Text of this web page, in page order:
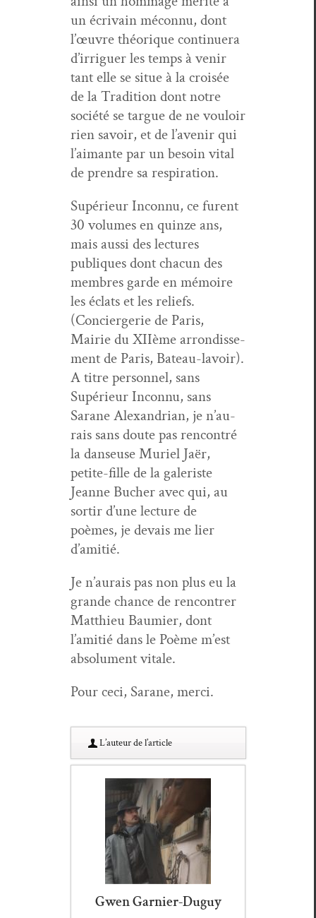
un écrivain mécon­nu, dont
l’œu­vre théorique con­tin­uera
d’ir­riguer les temps à venir
tant elle se situe à la croisée
de la Tra­di­tion dont notre
société se tar­gue de ne vouloir
rien savoir, et de l’avenir qui
l’aimante par un besoin vital
de pren­dre sa respiration.
Supérieur Incon­nu, ce furent
30 vol­umes en quinze ans,
mais aus­si des lec­tures
publiques dont cha­cun des
mem­bres garde en mémoire
les éclats et les reliefs.
(Concierg­erie de Paris,
Mairie du XIIème arrondisse­
ment de Paris, Bateau-lavoir).
A titre per­son­nel, sans
Supérieur Incon­nu, sans
Sarane Alexan­dri­an, je n’au­
rais sans doute pas ren­con­tré
la danseuse Muriel Jaër,
petite-fille de la galeriste
Jeanne Buch­er avec qui, au
sor­tir d’une lec­ture de
poèmes, je devais me lier
d’amitié.
Je n’au­rais pas non plus eu la
grande chance de ren­con­tr­er
Matthieu Bau­mi­er, dont
l’ami­tié dans le Poème m’est
absol­u­ment vitale.
Pour ceci, Sarane, merci.
L’au­teur de l’article
Gwen Garnier-Duguy